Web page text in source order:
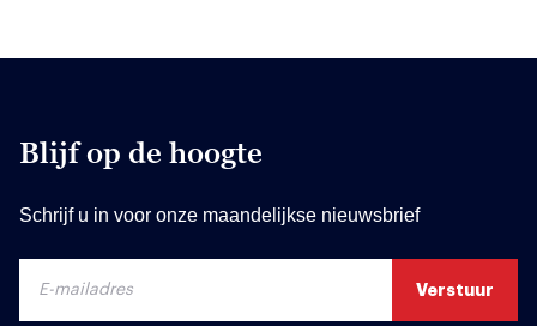
Blijf op de hoogte
Schrijf u in voor onze maandelijkse nieuwsbrief